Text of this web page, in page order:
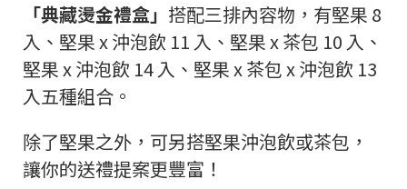
「典藏燙金禮盒」 搭配三排內容物，有堅果 8
入、堅果 x 沖泡飲 11 入、堅果 x 茶包 10 入、
堅果 x 沖泡飲 14 入、堅果 x 茶包 x 沖泡飲 13
入五種組合。
除了堅果之外，可另搭堅果沖泡飲或茶包，
讓你的送禮提案更豐富！